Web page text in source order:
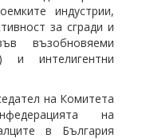
индустрии,
за сгради и
възобновяеми
и интелигентни
на Комитета
на
в България